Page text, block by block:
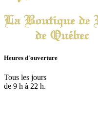
Heures d'ouverture
Tous les jours
de 9 h à 22 h.